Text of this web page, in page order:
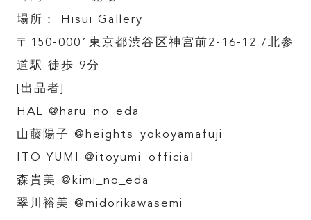
場所： Hisui Gallery
〒150-0001東京都渋谷区神宮前2-16-12 /北参
道駅 徒歩 9分
[出品者]
HAL @haru_no_eda
山藤陽子 @heights_yokoyamafuji
ITO YUMI @itoyumi_official
森貴美 @kimi_no_eda
翠川裕美 @midorikawasemi